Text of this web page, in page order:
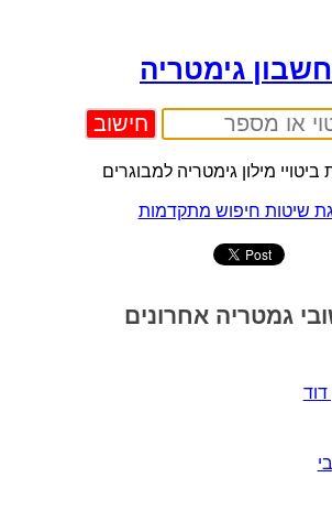
גימטריה
ביטויי מילון גימטריה למבוגרים
שיטות חיפוש מתקדמות
גמטריה אחרונים